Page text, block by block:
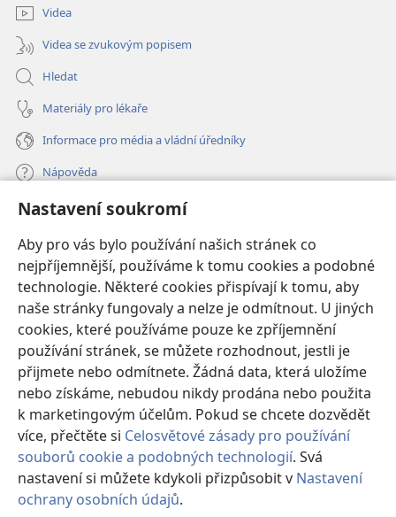
Nastavení soukromí
Aby pro vás bylo používání našich stránek co
nejpříjemnější, používáme k tomu cookies a podobné
technologie. Některé cookies přispívají k tomu, aby
naše stránky fungovaly a nelze je odmítnout. U jiných
cookies, které používáme pouze ke zpříjemnění
používání stránek, se můžete rozhodnout, jestli je
přijmete nebo odmítnete. Žádná data, která uložíme
nebo získáme, nebudou nikdy prodána nebo použita
k marketingovým účelům. Pokud se chcete dozvědět
více, přečtěte si Celosvětové zásady pro používání
souborů cookie a podobných technologií. Svá
nastavení si můžete kdykoli přizpůsobit v Nastavení
ochrany osobních údajů.
Videa
Videa se zvukovým popisem
Hledat
Materiály pro lékaře
Informace pro média a vládní úředníky
Nápověda
Dary
nové
okno) ONLINE KNIHOVNA Strážné věže
(otevřeno
nové
okno)JW Hub®
(otevřeno
nové
okno)JW Library
Watchtower Library
Copyright© 2026 Watch Tower Bible and Tract Society of Pennsylvania.
PODMÍNKY POUŽITÍ|OCHRANA SOUKROMÍ
SOUKROMÍ